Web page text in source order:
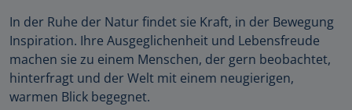
In der Ruhe der Natur findet sie Kraft, in der Bewegung
Inspiration. Ihre Ausgeglichenheit und Lebensfreude
machen sie zu einem Menschen, der gern beobachtet,
hinterfragt und der Welt mit einem neugierigen,
warmen Blick begegnet.